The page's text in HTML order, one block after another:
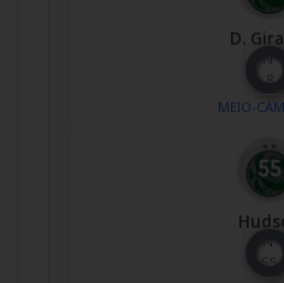
D.
Nº
8
MEIO-
Nº
55